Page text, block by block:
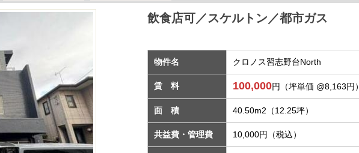
飲食店可／スケルトン／都市ガス
物件名 クロノス習志野台North
賃 料 100,000円（坪単価 @8,163円）
面 積 40.50m2 （12.25坪）
共益費・管理費 10,000円（税込）